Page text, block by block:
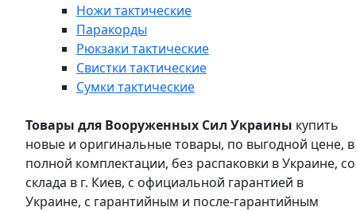
Ножи тактические
Паракорды
Рюкзаки тактические
Свистки тактические
Сумки тактические
Товары для Вооруженных Сил Украины купить
новые и оригинальные товары, по выгодной цене, в
полной комплектации, без распаковки в Украине, со
склада в г. Киев, с официальной гарантией в
Украине, с гарантийным и после-гарантийным